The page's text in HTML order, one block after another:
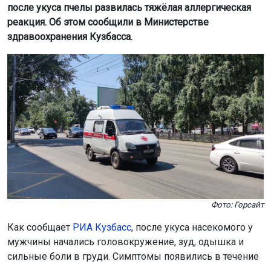
после укуса пчелы развилась тяжёлая аллергическая
реакция. Об этом сообщили в Министерстве
здравоохранения Кузбасса.
Фото: Горсайт
Как сообщает РИА Кузбасс, после укуса насекомого у
мужчины начались головокружение, зуд, одышка и
сильные боли в груди. Симптомы появились в течение